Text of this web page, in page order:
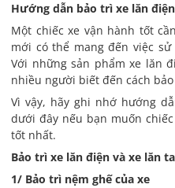
Hướng dẫn bảo trì xe lăn
Một chiếc xe vận hành tốt
mới có thể mang đến việc
Với những sản phẩm xe lăn
nhiều người biết đến cách
Vì vậy, hãy ghi nhớ hướng
dưới đây nếu bạn muốn
tốt nhất.
Bảo trì xe lăn điện và xe lăn
1/ Bảo trì nệm ghế của xe